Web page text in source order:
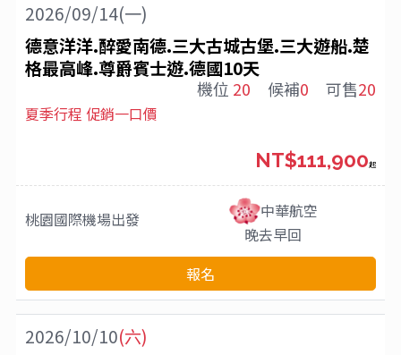
2026/09/14(一)
德意洋洋.醉愛南德.三大古城古堡.三大遊船.楚
格最高峰.尊爵賓士遊.德國10天
機位 20 候補0 可售20
夏季行程 促銷一口價
桃園國際機場出發
中華航空
晚去早回
NT$111,900起
報名
2026/10/10(六)